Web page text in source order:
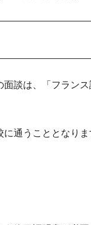
談は、「フラン
通うこととなりま